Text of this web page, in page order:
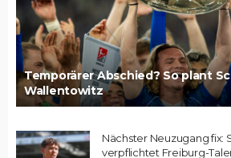
Temporärer Abschied? So plant
Wallentowitz
Nächster Neuzugang fix:
verpflichtet Freiburg-